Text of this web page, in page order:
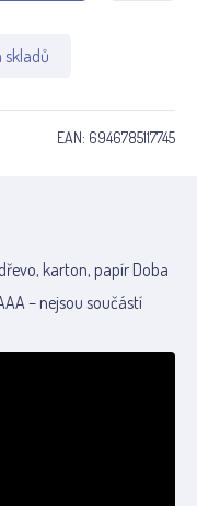
skladů
EAN: 6946785117745
karton, papír Doba
– nejsou součástí